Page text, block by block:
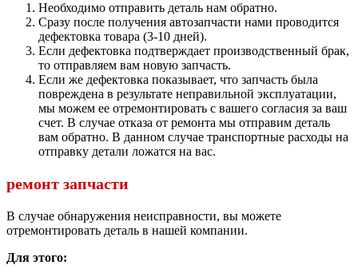
Необходимо отправить деталь нам обратно.
Сразу после получения автозапчасти нами проводится
дефектовка товара (3-10 дней).
Если дефектовка подтверждает производственный брак,
то отправляем вам новую запчасть.
Если же дефектовка показывает, что запчасть была
повреждена в результате неправильной эксплуатации,
мы можем ее отремонтировать с вашего согласия за ваш
счет. В случае отказа от ремонта мы отправим деталь
вам обратно. В данном случае транспортные расходы на
отправку детали ложатся на вас.
ремонт запчасти
В случае обнаружения неисправности, вы можете
отремонтировать деталь в нашей компании.
Для этого: